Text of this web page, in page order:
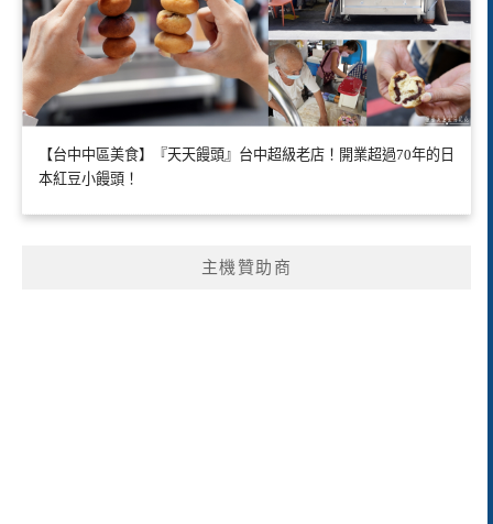
【台中中區美食】『天天饅頭』台中超級老店！開業超過70年的日
本紅豆小饅頭！
主機贊助商